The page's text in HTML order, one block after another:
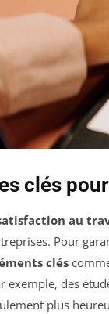
clés
au
Pour
clés
exemple, des
plus